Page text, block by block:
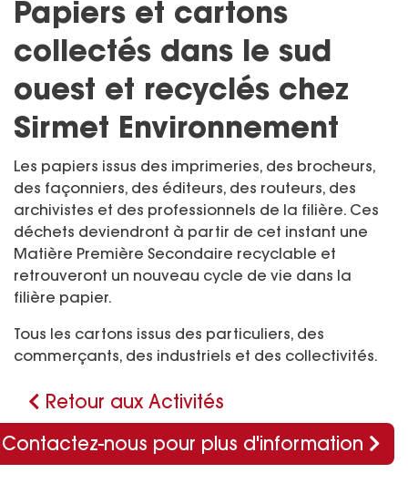
Papiers et cartons
collectés dans le sud
ouest et recyclés chez
Sirmet Environnement
Les papiers issus des imprimeries, des brocheurs,
des façonniers, des éditeurs, des routeurs, des
archivistes et des professionnels de la filière. Ces
déchets deviendront à partir de cet instant une
Matière Première Secondaire recyclable et
retrouveront un nouveau cycle de vie dans la
filière papier.
Tous les cartons issus des particuliers, des
commerçants, des industriels et des collectivités.
Retour aux Activités
Contactez-nous pour plus d'information